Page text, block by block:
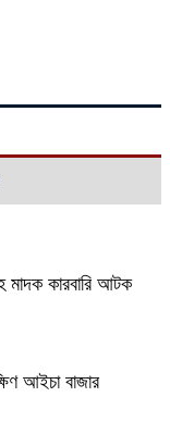
মাদক কারবারি আটক
আইচা বাজার